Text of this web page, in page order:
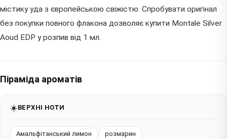
містику уда з європейською свіжістю. Спробувати оригінал
без покупки повного флакона дозволяє купити Montale Silver
Aoud EDP у розпив від 1 мл.
Піраміда ароматів
☀️ВЕРХНІ НОТИ
Амальфітанський лимон розмарин